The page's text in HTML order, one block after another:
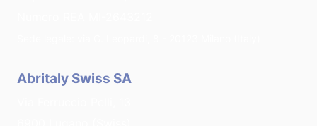
Abritaly Swiss SA